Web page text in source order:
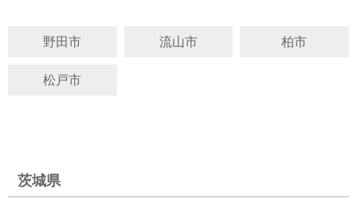
野田市 流山市 柏市
松戸市
茨城県